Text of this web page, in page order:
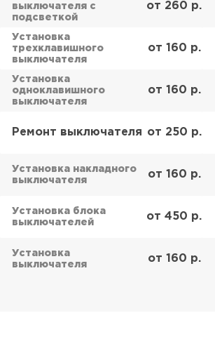
выключателя с
подсветкой
от 260 р.
Установка
трехклавишного
выключателя
от 160 р.
Установка
одноклавишного
выключателя
от 160 р.
Ремонт выключателя от 250 р.
Установка накладного
выключателя
от 160 р.
Установка блока
выключателей
от 450 р.
Установка
выключателя
от 160 р.